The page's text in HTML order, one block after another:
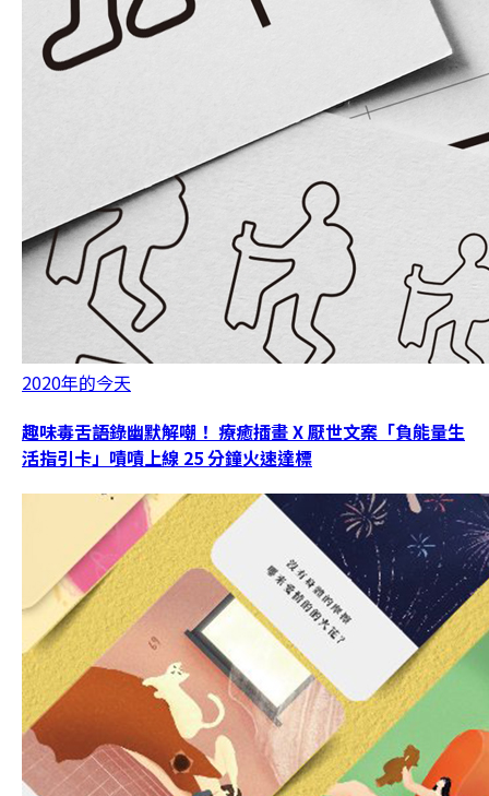
2020年的今天
趣味毒舌語錄幽默解嘲！ 療癒插畫 X 厭世文案「負能量生
活指引卡」嘖嘖上線 25 分鐘火速達標